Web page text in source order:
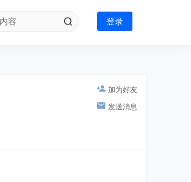
登录
加为好友
发送消息